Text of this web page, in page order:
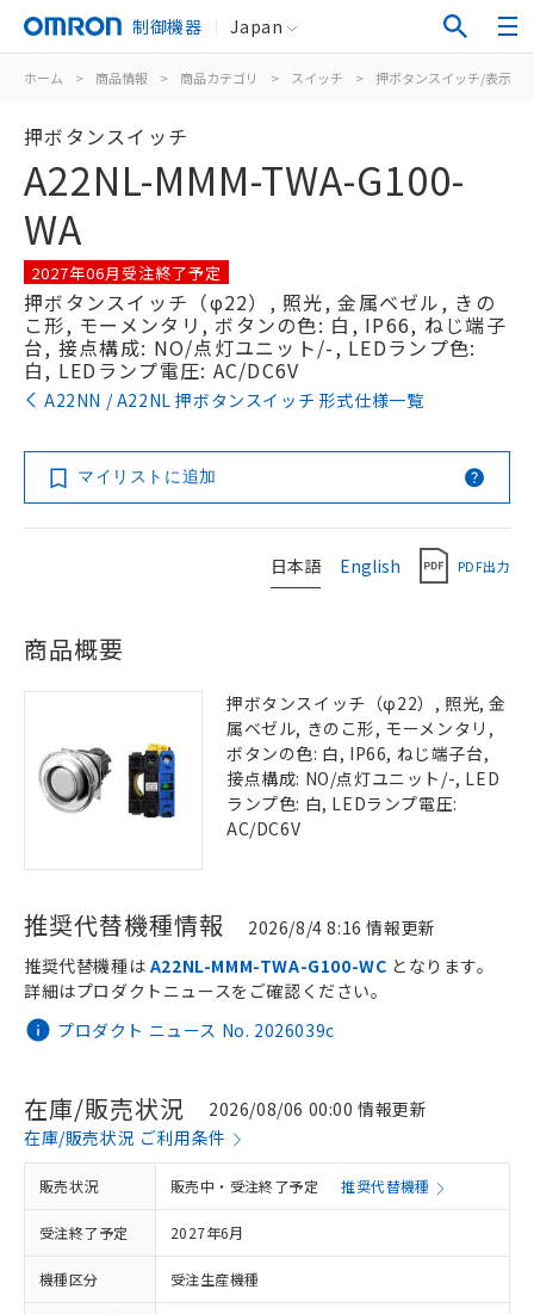
制御機器 Japan
ホーム > 商品情報 > 商品カテゴリ > スイッチ > 押ボタンスイッチ/表示灯
押ボタンスイッチ
A22NL-MMM-TWA-G100-
WA
2027年06月受注終了予定
押ボタンスイッチ（φ22）, 照光, 金属ベゼル, きの
こ形, モーメンタリ, ボタンの色: 白, IP66, ねじ端子
台, 接点構成: NO/点灯ユニット/-, LEDランプ色:
白, LEDランプ電圧: AC/DC6V
A22NN / A22NL 押ボタンスイッチ 形式仕様一覧
マイリストに追加
日本語 English PDF出力
商品概要
押ボタンスイッチ（φ22）, 照光, 金
属ベゼル, きのこ形, モーメンタリ,
ボタンの色: 白, IP66, ねじ端子台,
接点構成: NO/点灯ユニット/-, LED
ランプ色: 白, LEDランプ電圧:
AC/DC6V
推奨代替機種情報 2026/8/4 8:16 情報更新
プロダクト ニュース No. 2026039c
推奨代替機種は A22NL-MMM-TWA-G100-WC となります。
詳細はプロダクトニュースをご確認ください。
在庫/販売状況
2026/08/06 00:00 情報更新
在庫/販売状況 ご利用条件
販売状況 販売中・受注終了予定 推奨代替機種
受注終了予定 2027年6月
機種区分 受注生産機種